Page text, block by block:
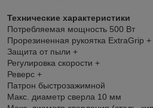
Технические характеристики
Потребляемая мощность 500 Вт
Прорезиненная рукоятка ExtraGrip +
Защита от пыли +
Регулировка скорости +
Реверс +
Патрон быстрозажимной
Макс. диаметр сверла 10 мм